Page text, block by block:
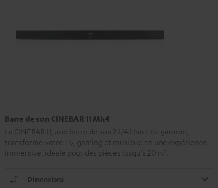
Barre de son CINEBAR 11 Mk4
La CINEBAR 11, une barre de son 2.1/4.1 haut de gamme,
transforme votre TV, gaming et musique en une expérience
immersive, idéale pour des pièces jusqu’à 20 m².
Dimensions